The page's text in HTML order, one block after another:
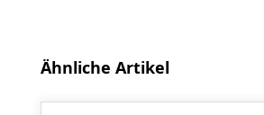
Produktgalerie überspringen
Ähnliche Artikel